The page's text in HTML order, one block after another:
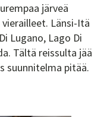
järveä
Länsi-Itä
Lugano, Lago Di
Tältä reissulta jää
suunnitelma pitää.